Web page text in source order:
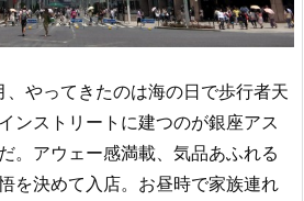
、やってきたのは海の日で歩行者天
ンストリートに建つのが銀座アス
。アウェー感満載、気品あふれる
を決めて入店。お昼時で家族連れ